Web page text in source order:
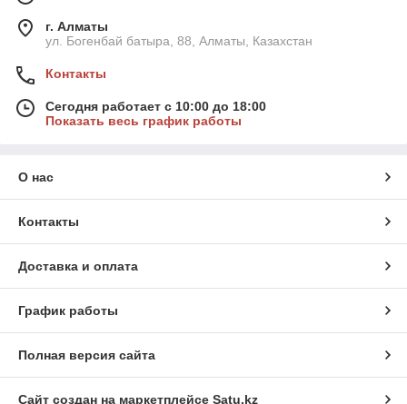
г. Алматы
ул. Богенбай батыра, 88, Алматы, Казахстан
Контакты
Сегодня работает с 10:00 до 18:00
Показать весь график работы
О нас
Контакты
Доставка и оплата
График работы
Полная версия сайта
Сайт создан на маркетплейсе Satu.kz